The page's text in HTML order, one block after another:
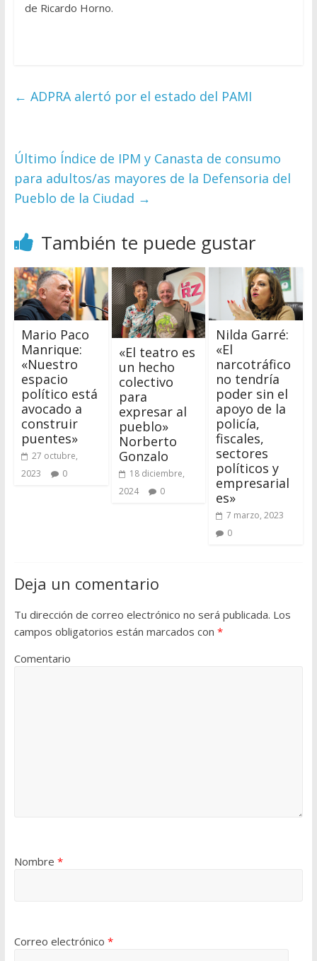
de Ricardo Horno.
← ADPRA alertó por el estado del PAMI
Último Índice de IPM y Canasta de consumo
para adultos/as mayores de la Defensoria del
Pueblo de la Ciudad →
También te puede gustar
Mario Paco
Manrique:
«Nuestro
espacio
político está
avocado a
construir
puentes»
27 octubre,
2023
0
«El teatro es
un hecho
colectivo
para
expresar al
pueblo»
Norberto
Gonzalo
18 diciembre,
2024
0
Nilda Garré:
«El
narcotráfico
no tendría
poder sin el
apoyo de la
policía,
fiscales,
sectores
políticos y
empresarial
es»
7 marzo, 2023
0
Deja un comentario
Tu dirección de correo electrónico no será publicada. Los
campos obligatorios están marcados con *
Comentario
Nombre *
Correo electrónico *